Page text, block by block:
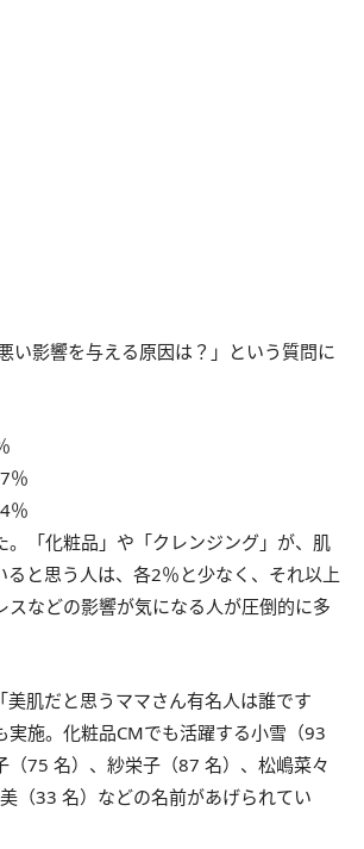
い影響を与える原因は？」という質問に
％
％
。「化粧品」や「クレンジング」が、肌
ると思う人は、各2％と少なく、それ以上
スなどの影響が気になる人が圧倒的に多
美肌だと思うママさん有名人は誰です
実施。化粧品CMでも活躍する小雪（93
（75 名）、紗栄子（87 名）、松嶋菜々
（33 名）などの名前があげられてい